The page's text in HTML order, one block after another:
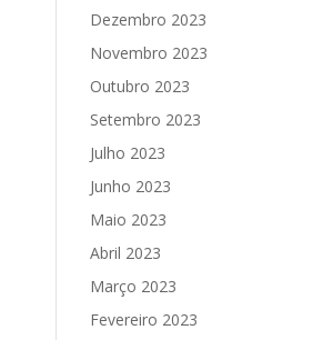
Dezembro 2023
Novembro 2023
Outubro 2023
Setembro 2023
Julho 2023
Junho 2023
Maio 2023
Abril 2023
Março 2023
Fevereiro 2023